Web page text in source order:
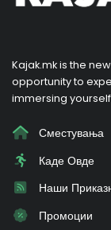
Kajak.mk is the
opportunity to
immersing
Сместувања
Каде Овде
Наши
Промоции